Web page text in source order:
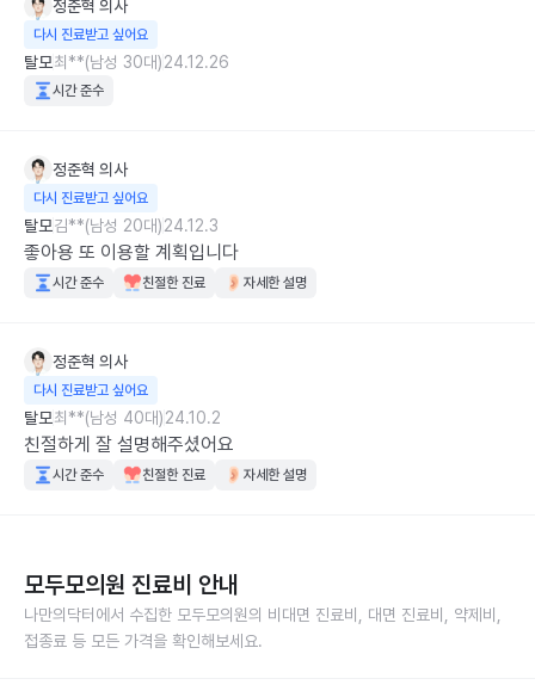
정준혁 의사
다시 진료받고 싶어요
탈모최**(남성 30대)24.12.26
시간 준수
정준혁 의사
다시 진료받고 싶어요
탈모김**(남성 20대)24.12.3
좋아용 또 이용할 계획입니다
시간 준수 친절한 진료 자세한 설명
정준혁 의사
다시 진료받고 싶어요
탈모최**(남성 40대)24.10.2
친절하게 잘 설명해주셨어요
시간 준수 친절한 진료 자세한 설명
모두모의원 진료비 안내
나만의닥터에서 수집한 모두모의원의 비대면 진료비, 대면 진료비, 약제비,
접종료 등 모든 가격을 확인해보세요.